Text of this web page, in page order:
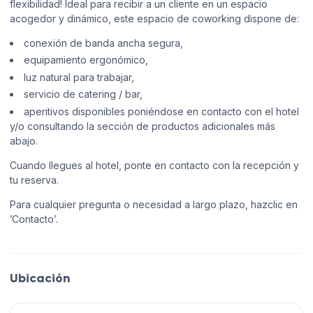
flexibilidad! Ideal para recibir a un cliente en un espacio
acogedor y dinámico, este espacio de coworking dispone de:
conexión de banda ancha segura,
equipamiento ergonómico,
luz natural para trabajar,
servicio de catering / bar,
aperitivos disponibles poniéndose en contacto con el hotel
y/o consultando la sección de productos adicionales más
abajo.
Cuando llegues al hotel, ponte en contacto con la recepción y
tu reserva.
Para cualquier pregunta o necesidad a largo plazo, hazclic en
’Contacto’.
Ubicación